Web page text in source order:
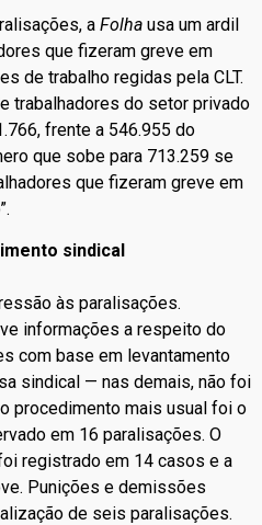
a Folha usa um ardil
que fizeram greve em
de trabalho regidas pela CLT.
trabalhadores do setor privado
frente a 546.955 do
que sobe para 713.259 se
que fizeram greve em
sindical
às paralisações.
informações a respeito do
com base em levantamento
sindical — nas demais, não foi
procedimento mais usual foi o
em 16 paralisações. O
registrado em 14 casos e a
Punições e demissões
de seis paralisações.